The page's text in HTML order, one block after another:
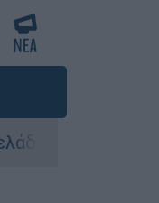
θραύσης